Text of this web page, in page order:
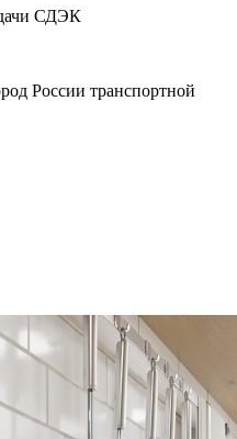
СДЭК
России транспортной